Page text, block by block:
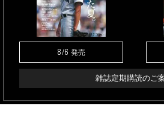
8/6 発売
雑誌定期購読のご